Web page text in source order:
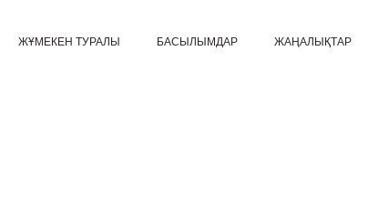
ЖҰМЕКЕН ТУРАЛЫ БАСЫЛЫМДАР ЖАҢАЛЫҚТАР